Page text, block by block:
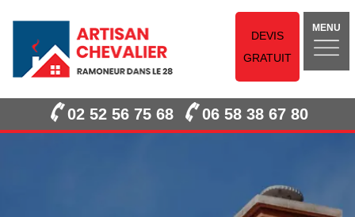
DEVIS
GRATUIT
MENU
02 52 56 75 68 06 58 38 67 80